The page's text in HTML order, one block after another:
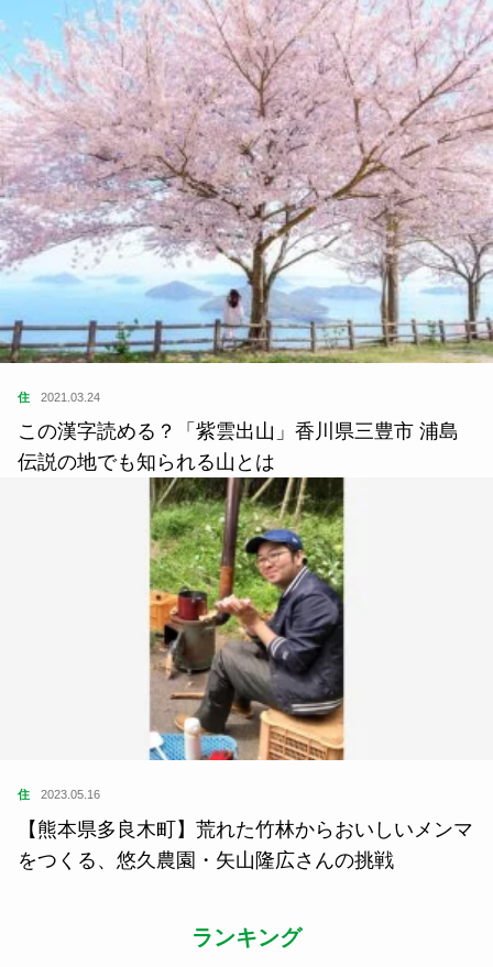
住 2021.03.24
この漢字読める？「紫雲出山」香川県三豊市 浦島
伝説の地でも知られる山とは
住 2023.05.16
【熊本県多良木町】荒れた竹林からおいしいメンマ
をつくる、悠久農園・矢山隆広さんの挑戦
ランキング